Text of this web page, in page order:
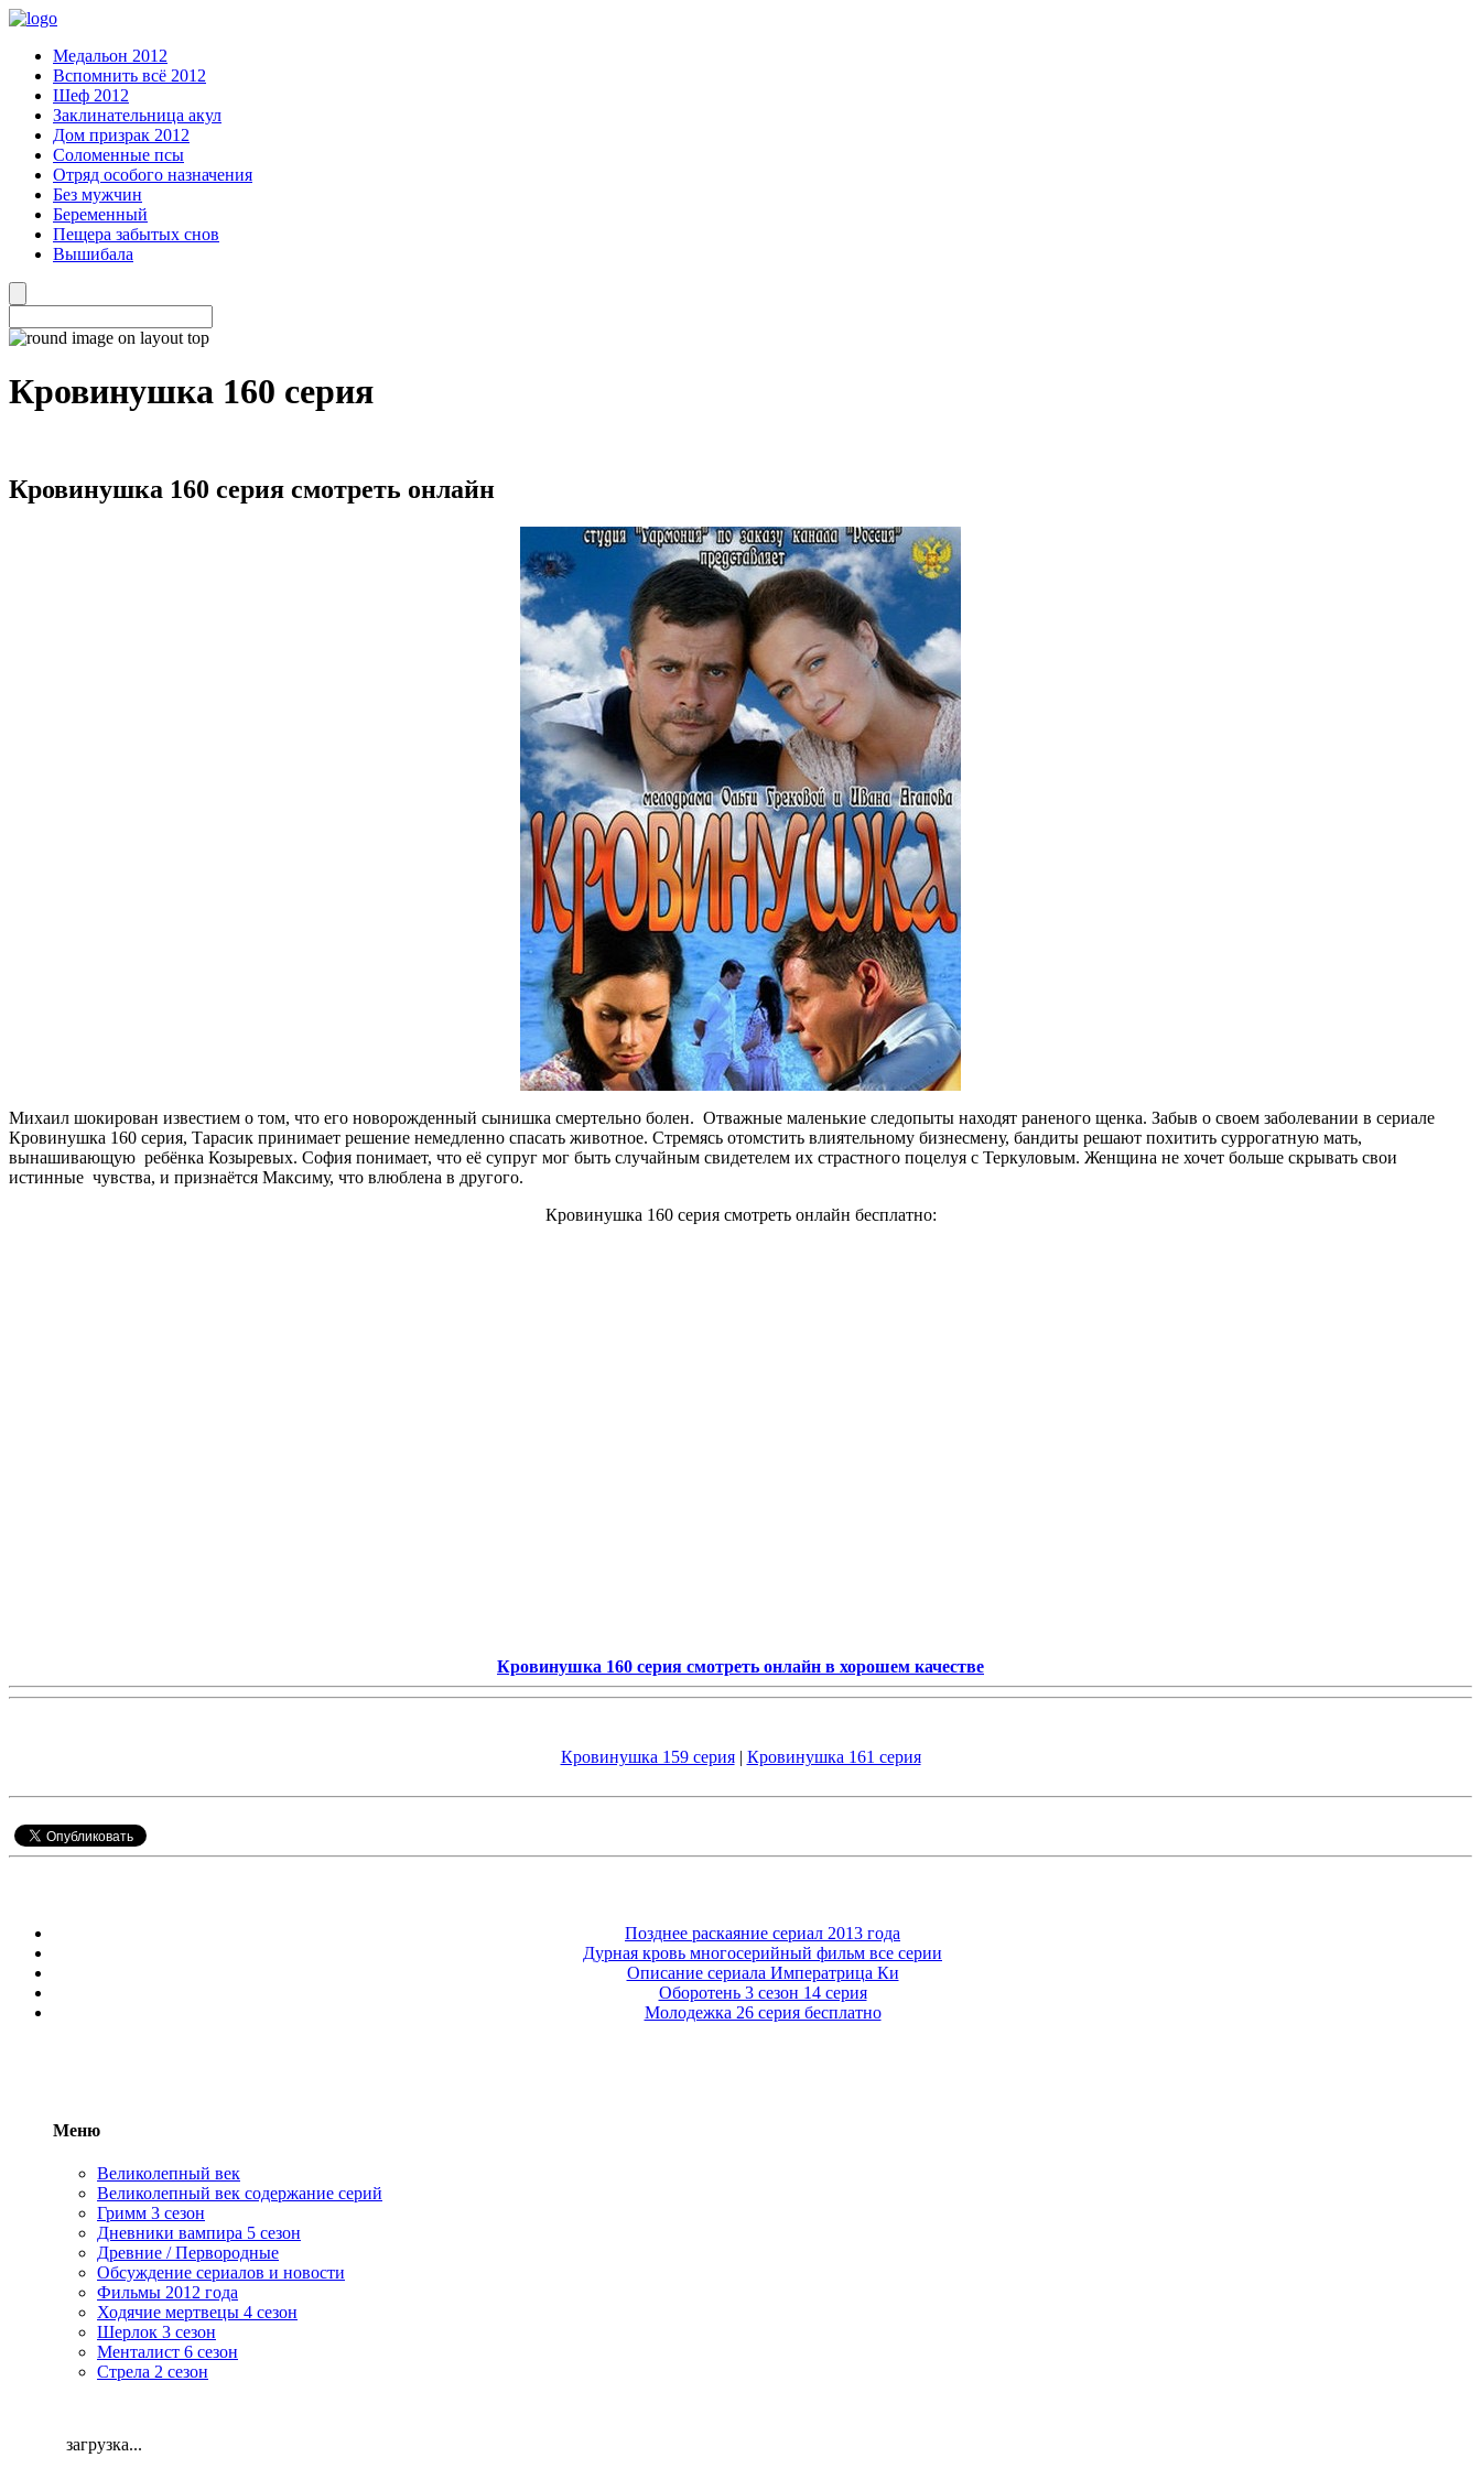
Медальон 2012
Вспомнить всё 2012
Шеф 2012
Заклинательница акул
Дом призрак 2012
Соломенные псы
Отряд особого назначения
Без мужчин
Беременный
Пещера забытых снов
Вышибала
Кровинушка 160 серия
Кровинушка 160 серия смотреть онлайн
Михаил шокирован известием о том, что его новорожденный сынишка смертельно болен. Отважные маленькие следопыты находят раненого щенка. Забыв о своем заболевании в сериале
Кровинушка 160 серия, Тарасик принимает решение немедленно спасать животное. Стремясь отомстить влиятельному бизнесмену, бандиты решают похитить суррогатную мать,
вынашивающую ребёнка Козыревых. София понимает, что её супруг мог быть случайным свидетелем их страстного поцелуя с Теркуловым. Женщина не хочет больше скрывать свои
истинные чувства, и признаётся Максиму, что влюблена в другого.
Кровинушка 160 серия смотреть онлайн бесплатно:
Кровинушка 160 серия смотреть онлайн в хорошем качестве
Кровинушка 159 серия| Кровинушка 161 серия
Позднее раскаяние сериал 2013 года
Дурная кровь многосерийный фильм все серии
Описание сериала Императрица Ки
Оборотень 3 сезон 14 серия
Молодежка 26 серия бесплатно
Меню
Великолепный век
Великолепный век содержание серий
Гримм 3 сезон
Дневники вампира 5 сезон
Древние / Первородные
Обсуждение сериалов и новости
Фильмы 2012 года
Ходячие мертвецы 4 сезон
Шерлок 3 сезон
Менталист 6 сезон
Стрела 2 сезон
загрузка...